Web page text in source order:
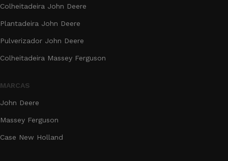
Colheitadeira John Deere
Plantadeira John Deere
Pulverizador John Deere
Colheitadeira Massey Ferguson
MARCAS
John Deere
Massey Ferguson
Case New Holland